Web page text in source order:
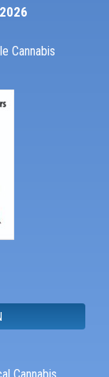
Cannabis